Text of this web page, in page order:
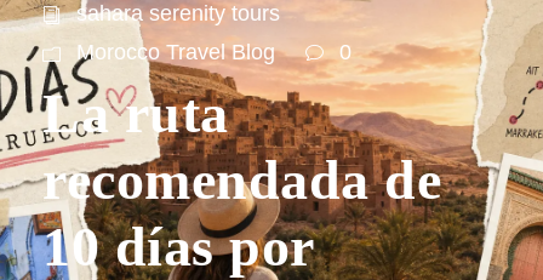
sahara serenity tours
Morocco Travel Blog
0
La ruta
recomendada de
10 días por